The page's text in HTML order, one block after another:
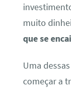
muito
que se
Uma
começar a